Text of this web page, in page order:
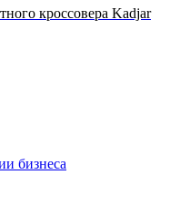
кроссовера Kadjar
бизнеса